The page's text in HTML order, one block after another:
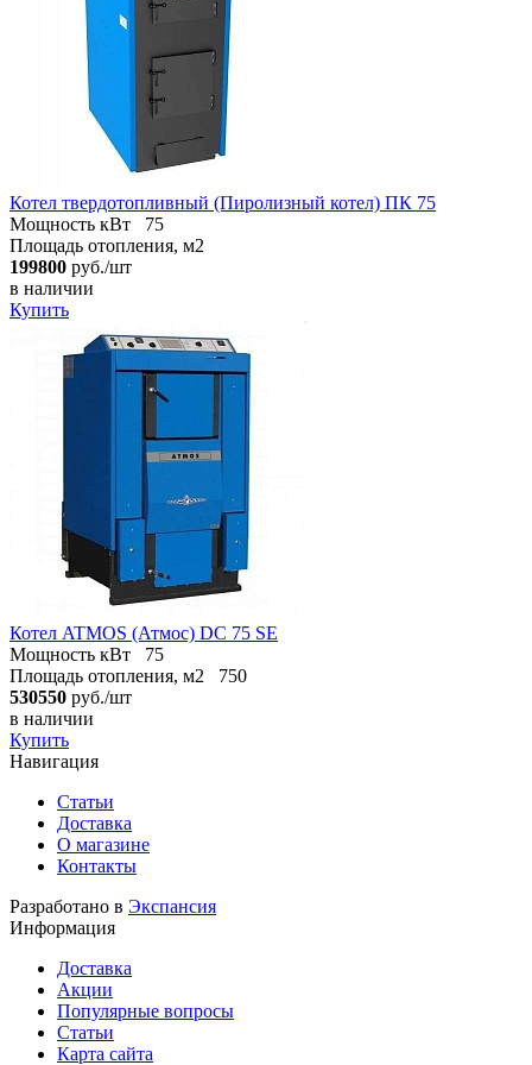
Котел твердотопливный (Пиролизный котел) ПК 75
Мощность кВт
75
Площадь отопления, м2
199800 руб./шт
в наличии
Купить
Котел ATMOS (Атмос) DC 75 SE
Мощность кВт
75
Площадь отопления, м2
750
530550 руб./шт
в наличии
Купить
Навигация
Статьи
Доставка
О магазине
Контакты
Разработано в Экспансия
Информация
Доставка
Акции
Популярные вопросы
Статьи
Карта сайта